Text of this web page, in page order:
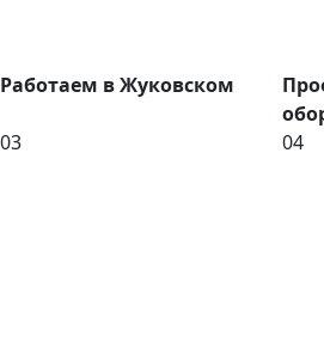
Работаем в Жуковском
03
04